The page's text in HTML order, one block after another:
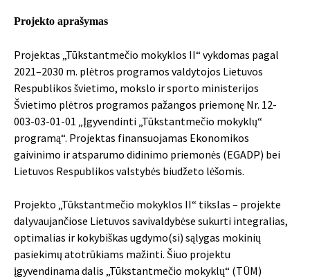
Projekto aprašymas
Projektas „Tūkstantmečio mokyklos II“ vykdomas pagal
2021–2030 m. plėtros programos valdytojos Lietuvos
Respublikos švietimo, mokslo ir sporto ministerijos
Švietimo plėtros programos pažangos priemonę Nr. 12-
003-03-01-01 „Įgyvendinti „Tūkstantmečio mokyklų“
programą“. Projektas finansuojamas Ekonomikos
gaivinimo ir atsparumo didinimo priemonės (EGADP) bei
Lietuvos Respublikos valstybės biudžeto lėšomis.
Projekto „Tūkstantmečio mokyklos II“ tikslas – projekte
dalyvaujančiose Lietuvos savivaldybėse sukurti integralias,
optimalias ir kokybiškas ugdymo(si) sąlygas mokinių
pasiekimų atotrūkiams mažinti. Šiuo projektu
įgyvendinama dalis „Tūkstantmečio mokyklų“ (TŪM)